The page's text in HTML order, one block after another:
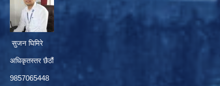
सुजन घिमिरे
अधिकृतस्तर छैठौं‌
9857065448